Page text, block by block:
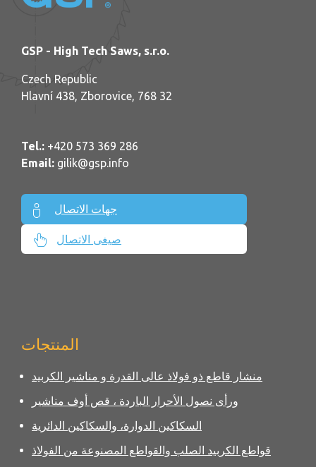
GSP - High Tech Saws, s.r.o.
Czech Republic
Hlavní 438, Zborovice, 768 32
Tel.: +420 573 369 286
Email: gilik@gsp.info
جهات الاتصال
صيغى الاتصال
المنتجات
منشار قاطع ذو فولاذ عالى القدرة و مناشير الكربيد
ورأى نصول الأحرار الباردة ، قص أوف مناشير
السكاكين الدوارة، والسكاكين الدائرية
قواطع الكربيد الصلب والقواطع المصنوعة من الفولاذ